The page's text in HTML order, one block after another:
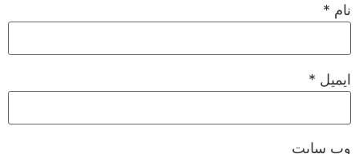
نام *
ایمیل *
وب‌ سایت